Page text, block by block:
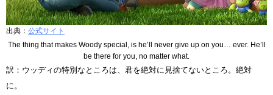
出典： 公式サイト
The thing that makes Woody special, is he’ll never give up on you… ever. He’ll
be there for you, no matter what.
訳：ウッディの特別なところは、君を絶対に見捨てないところ。絶対
に。